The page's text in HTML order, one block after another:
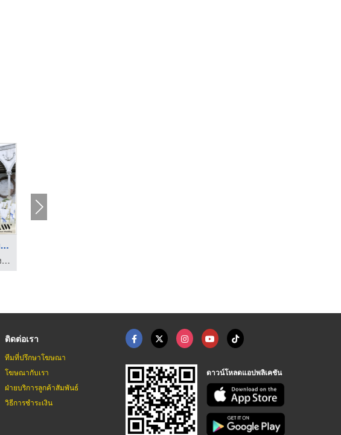
สถานที่แต่งงาน outdo ...
สถานที่จัดงานแต่งงาน มินิมอล - allabout wedding
ติดต่อเรา
ทีมที่ปรึกษาโฆษณา
โฆษณากับเรา
ฝ่ายบริการลูกค้าสัมพันธ์
วิธีการชำระเงิน
ดาวน์โหลดแอปพลิเคชัน